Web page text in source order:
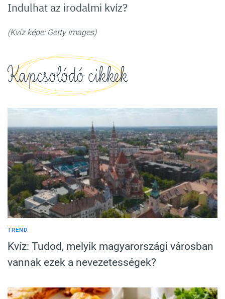
Indulhat az irodalmi kvíz?
(Kvíz képe: Getty Images)
Kapcsolódó cikkek
TREND
Kvíz: Tudod, melyik magyarországi városban
vannak ezek a nevezetességek?